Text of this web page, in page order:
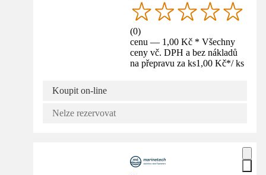
(0)
cenu — 1,00 Kč * Všechny
ceny vč. DPH a bez nákladů
na přepravu za ks1,00 Kč*/ ks
Koupit on-line
Nelze rezervovat